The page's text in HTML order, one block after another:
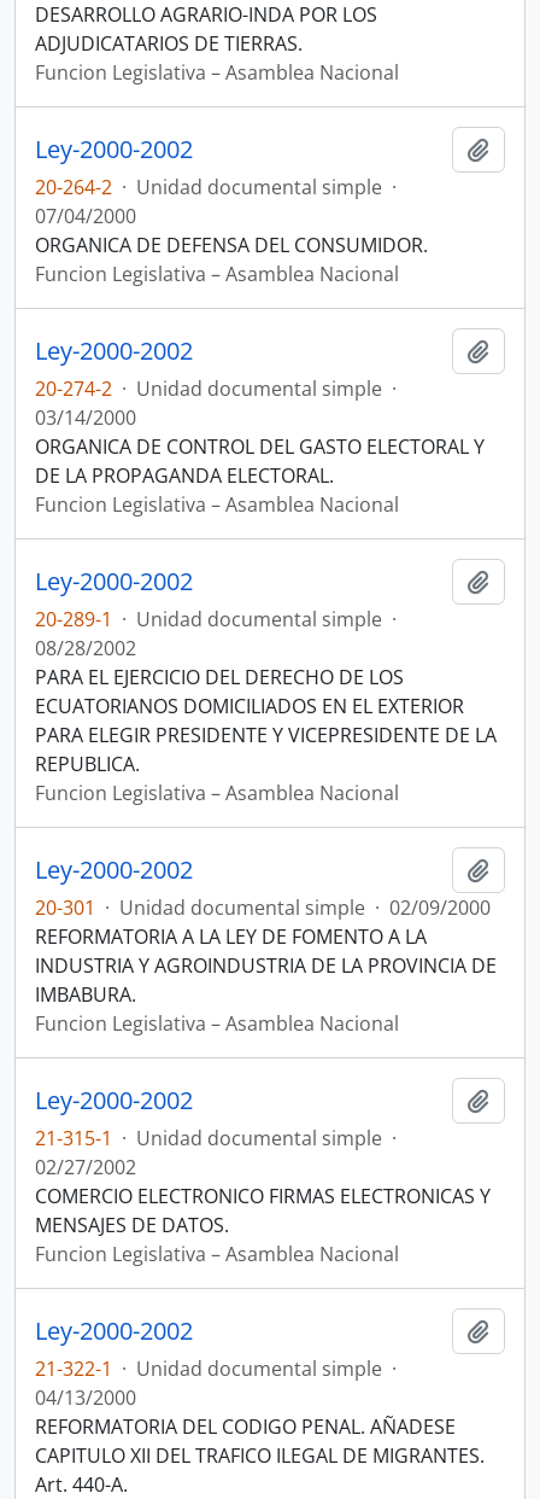
DESARROLLO AGRARIO-INDA POR LOS
ADJUDICATARIOS DE TIERRAS.
Funcion Legislativa – Asamblea Nacional
Ley-2000-2002
20-264-2 · Unidad documental simple ·
07/04/2000
ORGANICA DE DEFENSA DEL CONSUMIDOR.
Funcion Legislativa – Asamblea Nacional
Ley-2000-2002
20-274-2 · Unidad documental simple ·
03/14/2000
ORGANICA DE CONTROL DEL GASTO ELECTORAL Y
DE LA PROPAGANDA ELECTORAL.
Funcion Legislativa – Asamblea Nacional
Ley-2000-2002
20-289-1 · Unidad documental simple ·
08/28/2002
PARA EL EJERCICIO DEL DERECHO DE LOS
ECUATORIANOS DOMICILIADOS EN EL EXTERIOR
PARA ELEGIR PRESIDENTE Y VICEPRESIDENTE DE LA
REPUBLICA.
Funcion Legislativa – Asamblea Nacional
Ley-2000-2002
20-301 · Unidad documental simple · 02/09/2000
REFORMATORIA A LA LEY DE FOMENTO A LA
INDUSTRIA Y AGROINDUSTRIA DE LA PROVINCIA DE
IMBABURA.
Funcion Legislativa – Asamblea Nacional
Ley-2000-2002
21-315-1 · Unidad documental simple ·
02/27/2002
COMERCIO ELECTRONICO FIRMAS ELECTRONICAS Y
MENSAJES DE DATOS.
Funcion Legislativa – Asamblea Nacional
Ley-2000-2002
21-322-1 · Unidad documental simple ·
04/13/2000
REFORMATORIA DEL CODIGO PENAL. AÑADESE
CAPITULO XII DEL TRAFICO ILEGAL DE MIGRANTES.
Art. 440-A.